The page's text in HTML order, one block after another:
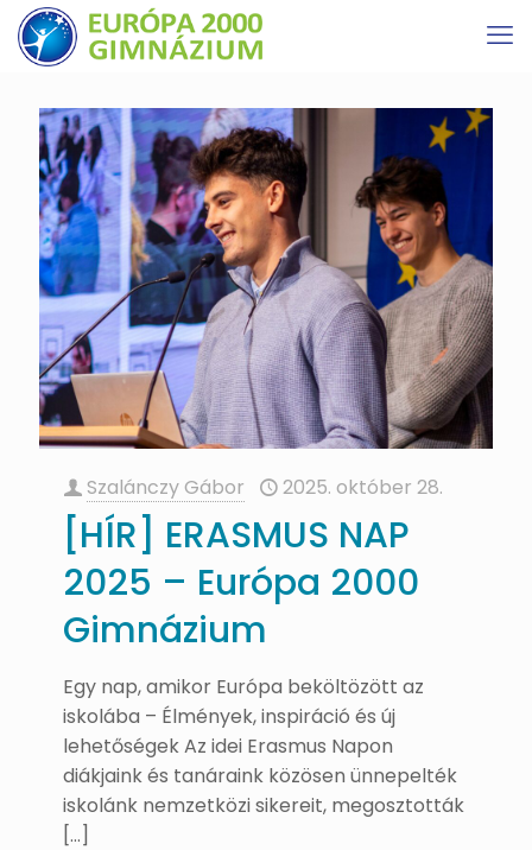
Szalánczy Gábor 2025. október 28.
[HÍR] ERASMUS NAP
2025 – Európa 2000
Gimnázium
Egy nap, amikor Európa beköltözött az
iskolába – Élmények, inspiráció és új
lehetőségek Az idei Erasmus Napon
diákjaink és tanáraink közösen ünnepelték
iskolánk nemzetközi sikereit, megosztották
[…]